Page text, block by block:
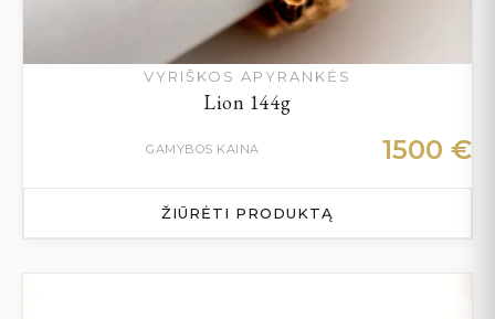
VYRIŠKOS APYRANKĖS
Lion 144g
GAMYBOS KAINA 1500 €
ŽIŪRĖTI PRODUKTĄ